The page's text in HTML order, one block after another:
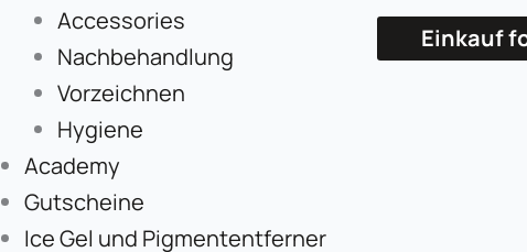
Accessories
Nachbehandlung
Vorzeichnen
Hygiene
Academy
Gutscheine
Ice Gel und Pigmententferner
Einkauf